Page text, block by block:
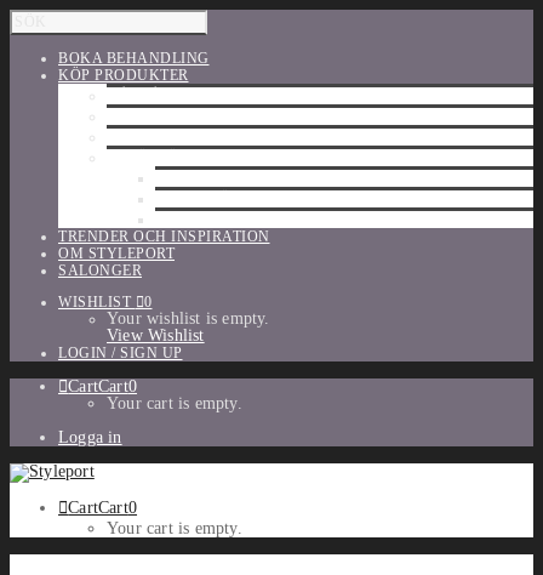
BOKA BEHANDLING
KÖP PRODUKTER
TRENDER OCH INSPIRATION
OM STYLEPORT
SALONGER
WISHLIST
0
Your wishlist is empty.
View Wishlist
LOGIN / SIGN UP
CartCart0
Your cart is empty.
Logga in
CartCart0
Your cart is empty.